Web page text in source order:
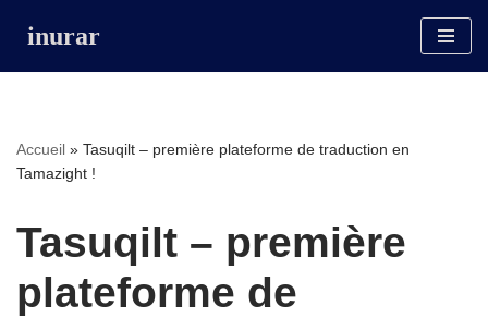
inurar
Accueil » Tasuqilt – première plateforme de traduction en
Tamazight !
Tasuqilt – première
plateforme de